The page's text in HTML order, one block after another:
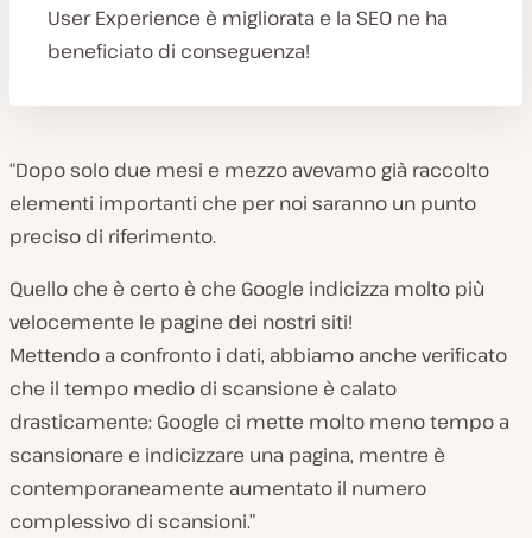
User Experience è migliorata e la SEO ne ha
beneficiato di conseguenza!
“Dopo solo due mesi e mezzo avevamo già raccolto
elementi importanti che per noi saranno un punto
preciso di riferimento.
Quello che è certo è che Google indicizza molto più
velocemente le pagine dei nostri siti!
Mettendo a confronto i dati, abbiamo anche verificato
che il tempo medio di scansione è calato
drasticamente: Google ci mette molto meno tempo a
scansionare e indicizzare una pagina, mentre è
contemporaneamente aumentato il numero
complessivo di scansioni.”